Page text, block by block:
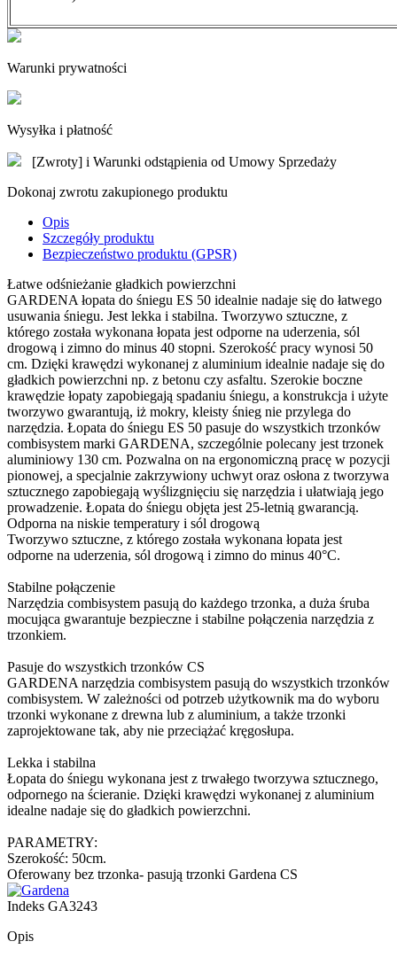
Warunki prywatności
Wysyłka i płatność
[Zwroty] i Warunki odstąpienia od Umowy Sprzedaży
Dokonaj zwrotu zakupionego produktu
Opis
Szczegóły produktu
Bezpieczeństwo produktu (GPSR)
Łatwe odśnieżanie gładkich powierzchni
GARDENA łopata do śniegu ES 50 idealnie nadaje się do łatwego
usuwania śniegu. Jest lekka i stabilna. Tworzywo sztuczne, z
którego została wykonana łopata jest odporne na uderzenia, sól
drogową i zimno do minus 40 stopni. Szerokość pracy wynosi 50
cm. Dzięki krawędzi wykonanej z aluminium idealnie nadaje się do
gładkich powierzchni np. z betonu czy asfaltu. Szerokie boczne
krawędzie łopaty zapobiegają spadaniu śniegu, a konstrukcja i użyte
tworzywo gwarantują, iż mokry, kleisty śnieg nie przylega do
narzędzia. Łopata do śniegu ES 50 pasuje do wszystkich trzonków
combisystem marki GARDENA, szczególnie polecany jest trzonek
aluminiowy 130 cm. Pozwalna on na ergonomiczną pracę w pozycji
pionowej, a specjalnie zakrzywiony uchwyt oraz osłona z tworzywa
sztucznego zapobiegają wyślizgnięciu się narzędzia i ułatwiają jego
prowadzenie. Łopata do śniegu objęta jest 25-letnią gwarancją.
Odporna na niskie temperatury i sól drogową
Tworzywo sztuczne, z którego została wykonana łopata jest
odporne na uderzenia, sól drogową i zimno do minus 40°C.
Stabilne połączenie
Narzędzia combisystem pasują do każdego trzonka, a duża śruba
mocująca gwarantuje bezpieczne i stabilne połączenia narzędzia z
trzonkiem.
Pasuje do wszystkich trzonków CS
GARDENA narzędzia combisystem pasują do wszystkich trzonków
combisystem. W zależności od potrzeb użytkownik ma do wyboru
trzonki wykonane z drewna lub z aluminium, a także trzonki
zaprojektowane tak, aby nie przeciążać kręgosłupa.
Lekka i stabilna
Łopata do śniegu wykonana jest z trwałego tworzywa sztucznego,
odpornego na ścieranie. Dzięki krawędzi wykonanej z aluminium
idealne nadaje się do gładkich powierzchni.
PARAMETRY:
Szerokość: 50cm.
Oferowany bez trzonka- pasują trzonki Gardena CS
Indeks GA3243
Opis